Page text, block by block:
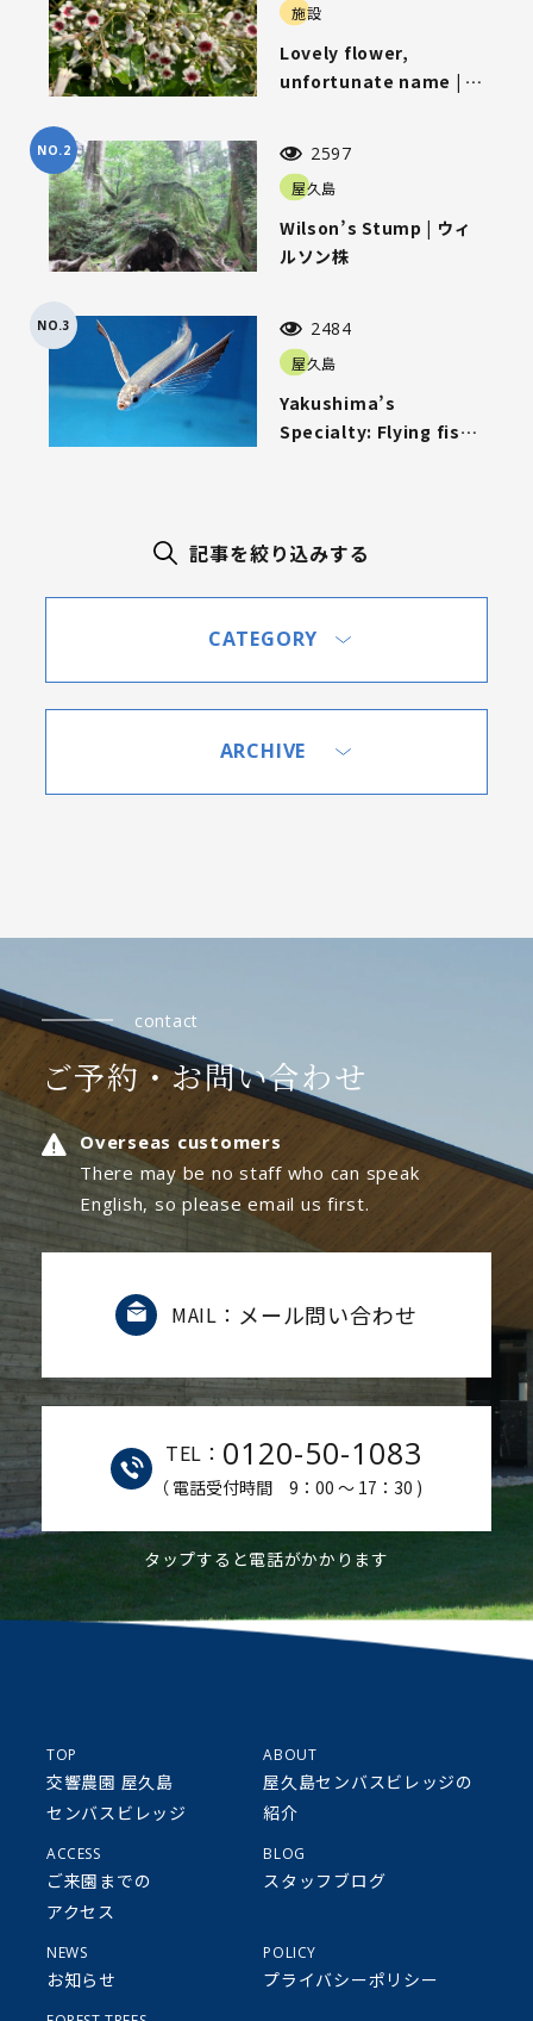
記事を絞り込みする
CATEGORY
ARCHIVE
施設
Lovely flower,
unfortunate name | 可
NO.2
屋久島
Wilson’s Stump | ウィ
ルソン株
2597
NO.3
屋久島
Yakushima’s
Specialty: Flying fish |
2484
contact
ご予約・お問い合わせ
Overseas customers
There may be no staff who can speak
English, so please email us first.
MAIL： メール問い合わせ
TEL： 0120-50-1083
（ 電話受付時間 9：00 ～ 17：30 )
タップすると電話がかかります
TOP
交響農園 屋久島
センバスビレッジ
ABOUT
屋久島センバスビレッジの
紹介
ACCESS
ご来園までの
アクセス
BLOG
スタッフブログ
NEWS
お知らせ
POLICY
プライバシーポリシー